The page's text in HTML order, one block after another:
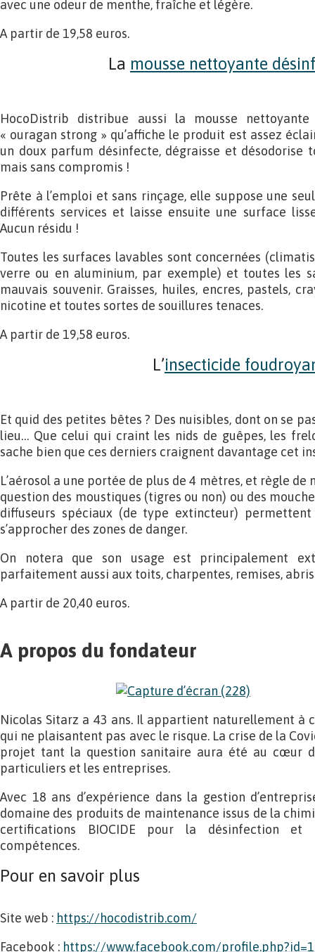
avec une odeur de menthe, fraîche et légère.
A partir de 19,58 euros.
La mousse nettoyante
HocoDistrib distribue aussi la mousse
« ouragan strong » qu’affiche le produit est assez
un doux parfum désinfecte, dégraisse et désodorise
mais sans compromis !
Prête à l’emploi et sans rinçage, elle suppose une
différents services et laisse ensuite une surface
Aucun résidu !
Toutes les surfaces lavables sont concernées
verre ou en aluminium, par exemple) et toutes les
mauvais souvenir. Graisses, huiles, encres, pastels,
nicotine et toutes sortes de souillures tenaces.
A partir de 19,58 euros.
L’insecticide
Et quid des petites bêtes ? Des nuisibles, dont on se
lieu… Que celui qui craint les nids de guêpes, les
sache bien que ces derniers craignent davantage cet
L’aérosol a une portée de plus de 4 mètres, et règle
question des moustiques (tigres ou non) ou des
diffuseurs spéciaux (de type extincteur) permettent
s’approcher des zones de danger.
On notera que son usage est principalement
parfaitement aussi aux toits, charpentes, remises,
A partir de 20,40 euros.
A propos du fondateur
Nicolas Sitarz a 43 ans. Il appartient naturellement à
qui ne plaisantent pas avec le risque. La crise de la
projet tant la question sanitaire aura été au cœur
particuliers et les entreprises.
Avec 18 ans d’expérience dans la gestion
domaine des produits de maintenance issus de la
certifications BIOCIDE pour la désinfection et
compétences.
Pour en savoir plus
Site web : https://hocodistrib.com/
Facebook : https://www.facebook.com/